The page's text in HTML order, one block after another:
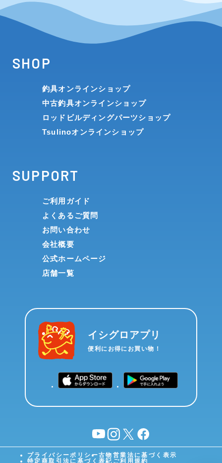
SHOP
釣具オンラインショップ
中古釣具オンラインショップ
ロッドビルディングパーツショップ
Tsulinoオンラインショップ
SUPPORT
ご利用ガイド
よくあるご質問
お問い合わせ
会社概要
公式ホームページ
店舗一覧
イシグロアプリ
便利にお得にお買い物！
YouTubeinstagram
X facebook
プライバシーポリシー古物営業法に基づく表示
特定商取引法に基づく表記 ご利用規約